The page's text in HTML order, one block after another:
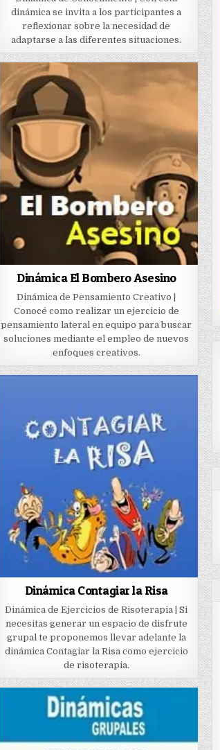
dinámica se invita a los participantes a
reflexionar sobre la necesidad de
adaptarse a las diferentes situaciones.
Dinámica El Bombero Asesino
Dinámica de Pensamiento Creativo |
Conocé como realizar un ejercicio de
pensamiento lateral en equipo para buscar
soluciones mediante el empleo de nuevos
enfoques creativos.
Dinámica Contagiar la Risa
Dinámica de Ejercicios de Risoterapia | Si
necesitas generar un espacio de disfrute
grupal te proponemos llevar adelante la
dinámica Contagiar la Risa como ejercicio
de risoterapia.